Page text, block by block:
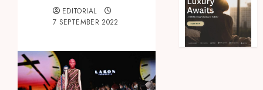
EDITORIAL
7 SEPTEMBER 2022